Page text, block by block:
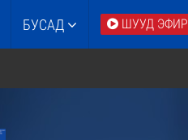
БУСАД ШУУД ЭФИР